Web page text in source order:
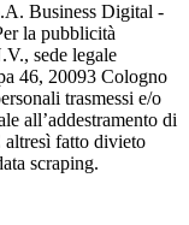
Business Digital -
la pubblicità
sede legale
46, 20093 Cologno
trasmessi e/o
all’addestramento di
altresì fatto divieto
scraping.